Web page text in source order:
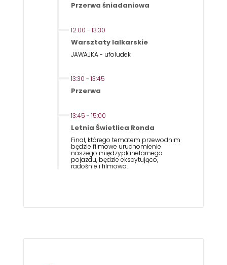
Przerwa śniadaniowa
12:00 - 13:30
Warsztaty lalkarskie
JAWAJKA - ufoludek
13:30 - 13:45
Przerwa
13:45 - 15:00
Letnia Świetlica Ronda
Finał, którego tematem przewodnim
będzie filmowe uruchomienie
naszego międzyplanetarnego
pojazdu, będzie ekscytująco,
radośnie i filmowo.